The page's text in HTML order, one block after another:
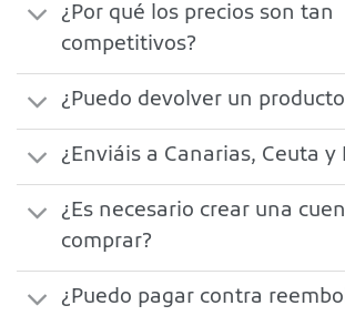
¿Por qué los precios son tan
competitivos?
¿Puedo devolver un
¿Enviáis a Canarias, Ceuta y
¿Es necesario crear una
comprar?
¿Puedo pagar contra